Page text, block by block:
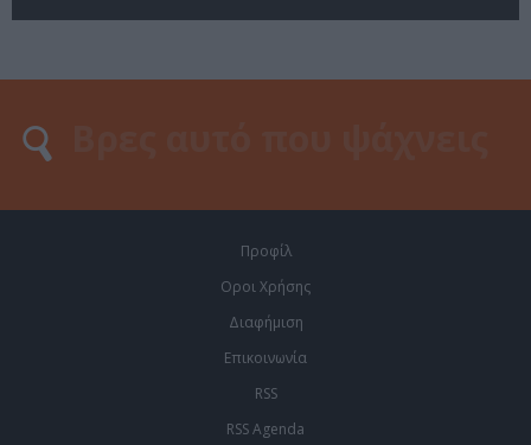
Προφίλ
Οροι Χρήσης
Διαφήμιση
Επικοινωνία
RSS
RSS Agenda